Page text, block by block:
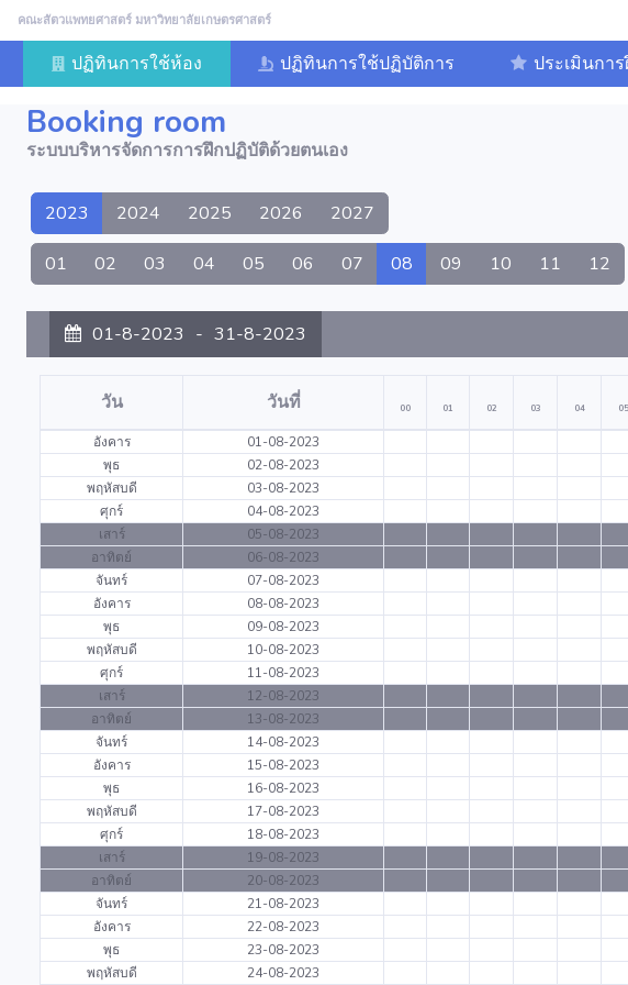
คณะสัตวแพทยศาสตร์ มหาวิทยาลัยเกษตรศาสตร์
ปฏิทินการใช้ห้อง ปฏิทินการใช้ปฏิบัติการ ประเมินกา
Booking room
ระบบบริหารจัดการการฝึกปฏิบัติด้วยตนเอง
2023 2024 2025 2026 2027
01 02 03 04 05 06 07 08 09 10 11 12
01-8-2023 - 31-8-2023
วัน วันที่ 00 01 02 03 04 05
อังคาร
01-08-2023
พุธ
02-08-2023
พฤหัสบดี
03-08-2023
ศุกร์
04-08-2023
เสาร์
05-08-2023
อาทิตย์
06-08-2023
จันทร์
07-08-2023
อังคาร
08-08-2023
พุธ
09-08-2023
พฤหัสบดี
10-08-2023
ศุกร์
11-08-2023
เสาร์
12-08-2023
อาทิตย์
13-08-2023
จันทร์
14-08-2023
อังคาร
15-08-2023
พุธ
16-08-2023
พฤหัสบดี
17-08-2023
ศุกร์
18-08-2023
เสาร์
19-08-2023
อาทิตย์
20-08-2023
จันทร์
21-08-2023
อังคาร
22-08-2023
พุธ
23-08-2023
พฤหัสบดี
24-08-2023